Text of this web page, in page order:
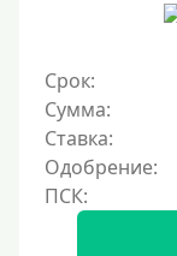
2 недели
15 дней
20 дней
21 день
Срок:
Сумма:
Ставка:
Одобрение: